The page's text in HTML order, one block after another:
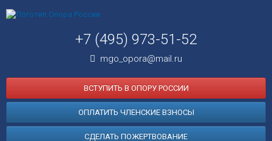
+7 (495) 973-51-52
mgo_opora@mail.ru
ВСТУПИТЬ В ОПОРУ РОССИИ
ОПЛАТИТЬ ЧЛЕНСКИЕ ВЗНОСЫ
СДЕЛАТЬ ПОЖЕРТВОВАНИЕ